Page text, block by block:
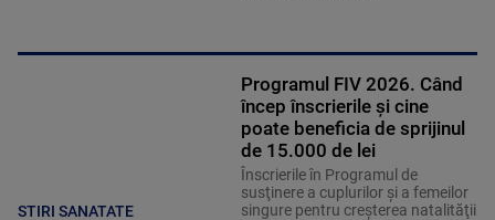
STIRI SANATATE
Programul FIV 2026. Când
încep înscrierile și cine
poate beneficia de sprijinul
de 15.000 de lei
Înscrierile în Programul de
susţinere a cuplurilor şi a femeilor
singure pentru creşterea natalităţii